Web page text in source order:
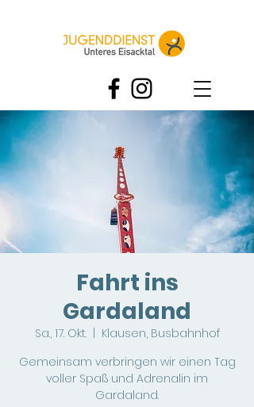
Fahrt ins
Gardaland
Sa., 17. Okt.
  |
Klausen, Busbahnhof
Gemeinsam verbringen wir einen Tag
voller Spaß und Adrenalin im
Gardaland.